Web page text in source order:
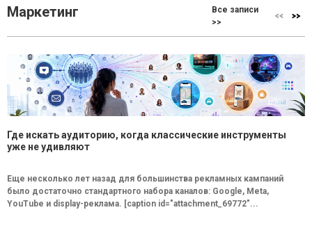
Маркетинг
Все записи
>>
Где искать аудиторию, когда классические инструменты
уже не удивляют
Еще несколько лет назад для большинства рекламных кампаний
было достаточно стандартного набора каналов: Google, Meta,
YouTube и display-реклама. [caption id="attachment_69772"...